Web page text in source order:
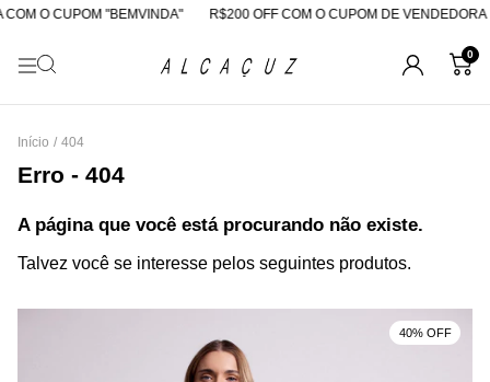
O CUPOM "BEMVINDA" R$200 OFF COM O CUPOM DE VENDEDORA
0
Início / 404
Erro - 404
A página que você está procurando não existe.
Talvez você se interesse pelos seguintes produtos.
40% OFF